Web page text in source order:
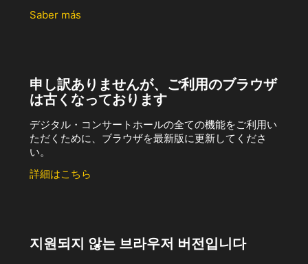
Saber más
申し訳ありませんが、ご利用のブラウザ
は古くなっております
デジタル・コンサートホールの全ての機能をご利用い
ただくために、ブラウザを最新版に更新してくださ
い。
詳細はこちら
지원되지 않는 브라우저 버전입니다